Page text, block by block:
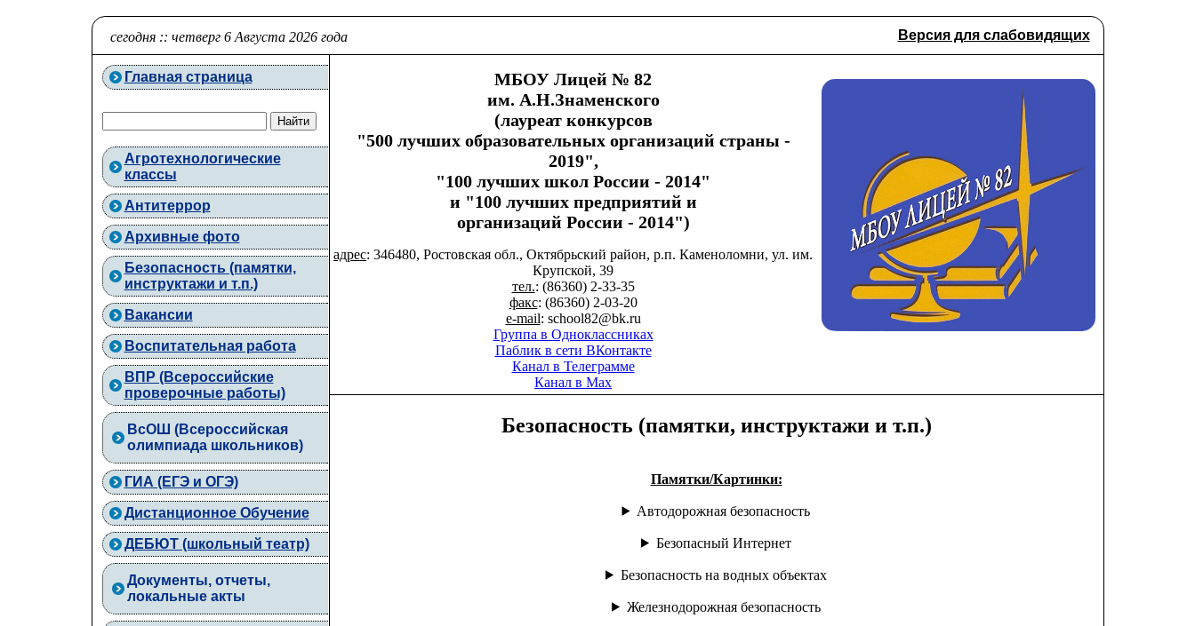
сегодня :: четверг 6 Августа 2026 года Версия для слабовидящих
Главная страница
Агротехнологические
классы
Антитеррор
Архивные фото
Безопасность (памятки,
инструктажи и т.п.)
Вакансии
Воспитательная работа
ВПР (Всероссийские
проверочные работы)
ВcОШ (Всероссийская
олимпиада школьников)
ГИА (ЕГЭ и ОГЭ)
Дистанционное Обучение
ДЕБЮТ (школьный театр)
Документы, отчеты,
локальные акты
МБОУ Лицей № 82
им. А.Н.Знаменского
(лауреат конкурсов
"500 лучших образовательных организаций страны -
2019",
"100 лучших школ России - 2014"
и "100 лучших предприятий и
организаций России - 2014")
адрес: 346480, Ростовская обл., Октябрьский район, р.п. Каменоломни, ул. им.
Крупской, 39
тел.: (86360) 2-33-35
факс: (86360) 2-03-20
e-mail: school82@bk.ru
Группа в Одноклассниках
Паблик в сети ВКонтакте
Канал в Телеграмме
Канал в Max
Безопасность (памятки, инструктажи и т.п.)
Памятки/Картинки:
Автодорожная безопасность
Безопасный Интернет
Безопасность на водных объектах
Железнодорожная безопасность